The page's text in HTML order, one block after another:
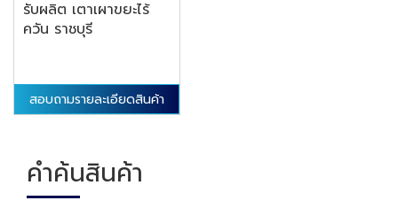
รับผลิต เตาเผาขยะไร้
ควัน ราชบุรี
สอบถามรายละเอียดสินค้า
คำค้นสินค้า